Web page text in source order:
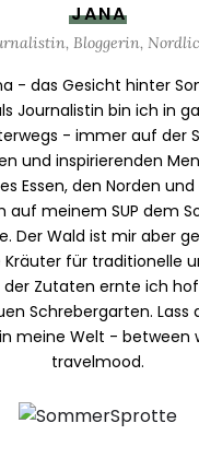
JANA
Bloggerin,
- das Gesicht hinter
Journalistin bin ich in
- immer auf der
und inspirierenden
Essen, den Norden
auf meinem SUP dem
Der Wald ist mir aber
für traditionelle
der Zutaten ernte ich
Schrebergarten. Lass
meine Welt - between
travelmood.